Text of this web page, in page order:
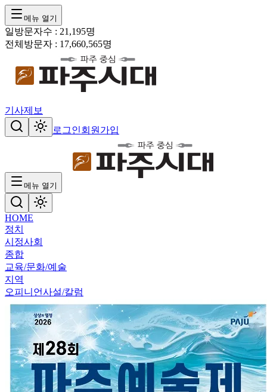
메뉴 열기
일방문자수 : 21,195명
전체방문자 : 17,660,565명
기사제보
로그인회원가입
메뉴 열기
HOME
정치
시정사회
종합
교육/문화/예술
지역
오피니언사설/칼럼